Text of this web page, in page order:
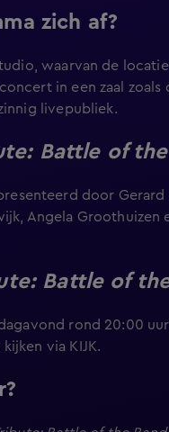
zich af?
waarvan de
in een zaal
livepubliek.
Battle of
door
Angela
Battle of
rond 20:00
via KIJK.